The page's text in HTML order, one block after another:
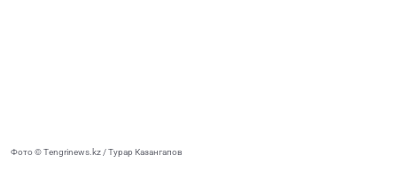
Фото © Tengrinews.kz / Турар Казангапов